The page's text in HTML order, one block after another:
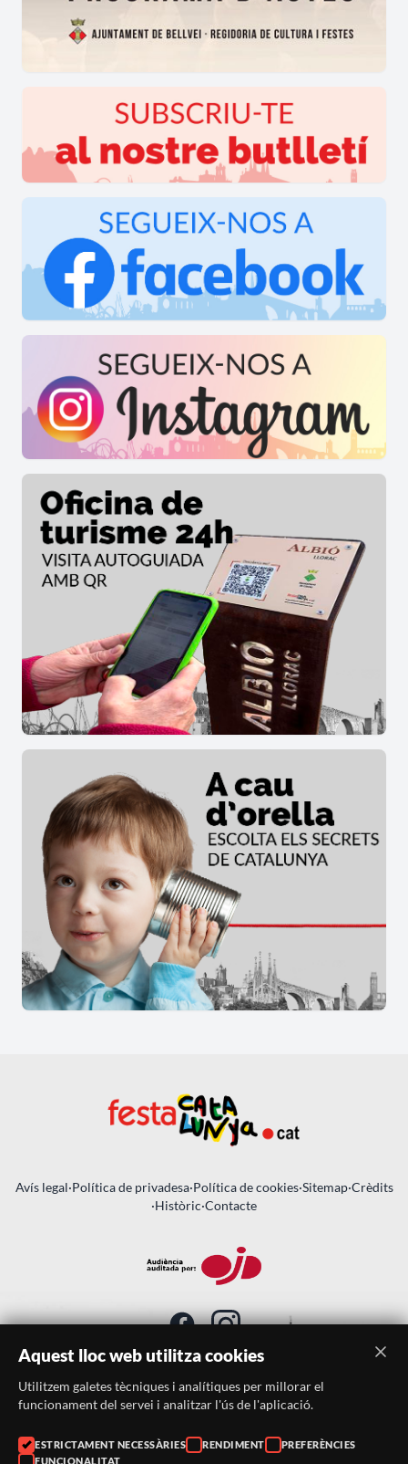
Avís legal·Política de privadesa·Política de cookies·Sitemap·Crèdits
·Històric·Contacte
SUBSCRIU-TE AL BUTLLETÍ
Telèfon:
938046359
Aquest lloc web utilitza cookies
Utilitzem galetes tècniques i analítiques per millorar el
funcionament del servei i analitzar l'ús de l'aplicació.
ESTRICTAMENT NECESSÀRIES RENDIMENT
PREFERÈNCIES
FUNCIONALITAT